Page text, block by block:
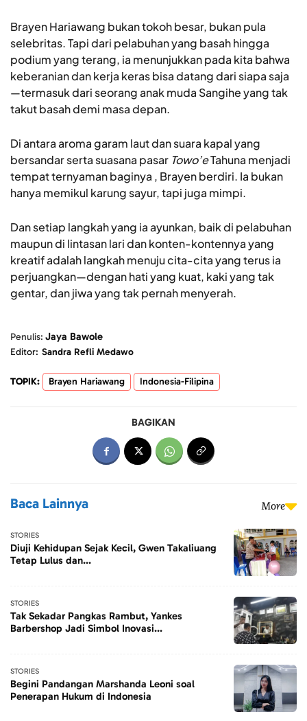
Brayen Hariawang bukan tokoh besar, bukan pula
selebritas. Tapi dari pelabuhan yang basah hingga
podium yang terang, ia menunjukkan pada kita bahwa
keberanian dan kerja keras bisa datang dari siapa saja
—termasuk dari seorang anak muda Sangihe yang tak
takut basah demi masa depan.
Di antara aroma garam laut dan suara kapal yang
bersandar serta suasana pasar Towo’eTahuna menjadi
tempat ternyaman baginya , Brayen berdiri. Ia bukan
hanya memikul karung sayur, tapi juga mimpi.
Dan setiap langkah yang ia ayunkan, baik di pelabuhan
maupun di lintasan lari dan konten-kontennya yang
kreatif adalah langkah menuju cita-cita yang terus ia
perjuangkan—dengan hati yang kuat, kaki yang tak
gentar, dan jiwa yang tak pernah menyerah.
Penulis: Jaya Bawole
Editor: Sandra Refli Medawo
TOPIK: Brayen Hariawang Indonesia-Filipina
BAGIKAN
Baca Lainnya More
STORIES
Diuji Kehidupan Sejak Kecil, Gwen Takaliuang
Tetap Lulus dan...
STORIES
Tak Sekadar Pangkas Rambut, Yankes
Barbershop Jadi Simbol Inovasi...
STORIES
Begini Pandangan Marshanda Leoni soal
Penerapan Hukum di Indonesia